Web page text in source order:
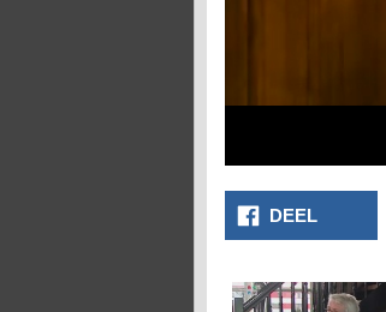
DEEL